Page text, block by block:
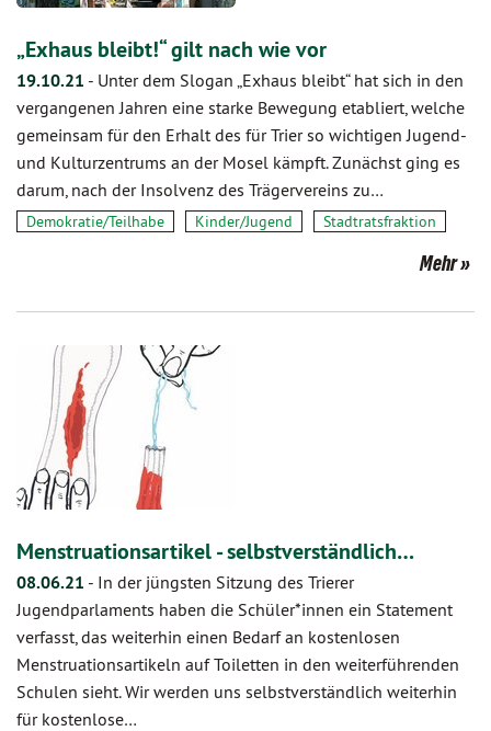
„Exhaus bleibt!“ gilt nach wie vor
19.10.21 - Unter dem Slogan „Exhaus bleibt“ hat sich in den
vergangenen Jahren eine starke Bewegung etabliert, welche
gemeinsam für den Erhalt des für Trier so wichtigen Jugend-
und Kulturzentrums an der Mosel kämpft. Zunächst ging es
darum, nach der Insolvenz des Trägervereins zu…
Demokratie/Teilhabe Kinder/Jugend Stadtratsfraktion
Mehr
Menstruationsartikel - selbstverständlich…
08.06.21 - In der jüngsten Sitzung des Trierer
Jugendparlaments haben die Schüler*innen ein Statement
verfasst, das weiterhin einen Bedarf an kostenlosen
Menstruationsartikeln auf Toiletten in den weiterführenden
Schulen sieht. Wir werden uns selbstverständlich weiterhin
für kostenlose…